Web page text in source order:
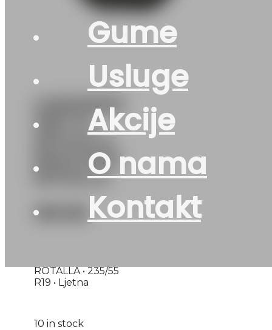
Gume
Usluge
Akcije
O nama
Kontakt
G235/55R19
105Y XL
RACE RU01
ROTALLA
166
ROTALLA • 235/55
R19 • Ljetna
10 in stock